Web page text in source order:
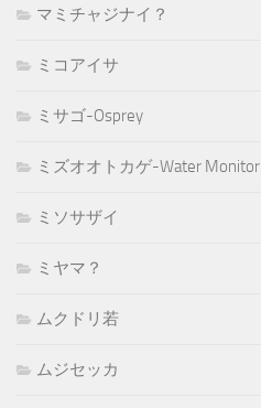
マミチャジナイ？
ミコアイサ
ミサゴ-Osprey
ミズオオトカゲ-Water Monitor
ミソサザイ
ミヤマ？
ムクドリ若
ムジセッカ